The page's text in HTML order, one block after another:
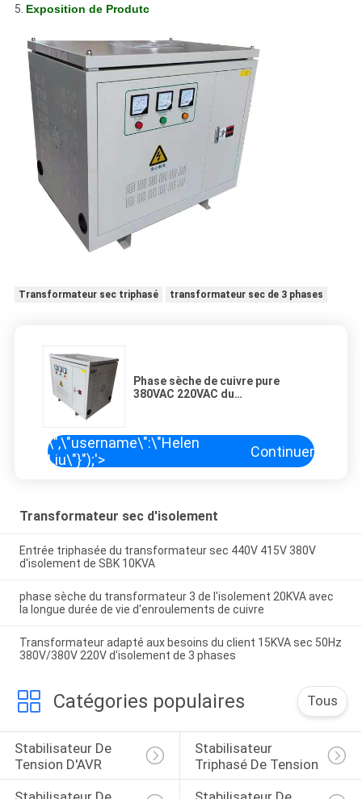
5. Exposition de Produtc
Transformateur sec triphasé transformateur sec de 3 phases
Phase sèche de cuivre pure
380VAC 220VAC du
\",\"username\":\"Helen
Liu\"}");'>
Continuer
Transformateur sec d'isolement
Entrée triphasée du transformateur sec 440V 415V 380V
d'isolement de SBK 10KVA
phase sèche du transformateur 3 de l'isolement 20KVA avec
la longue durée de vie d'enroulements de cuivre
Transformateur adapté aux besoins du client 15KVA sec 50Hz
380V/380V 220V d'isolement de 3 phases
Catégories populaires Tous
Stabilisateur De
Tension D'AVR
Stabilisateur
Triphasé De Tension